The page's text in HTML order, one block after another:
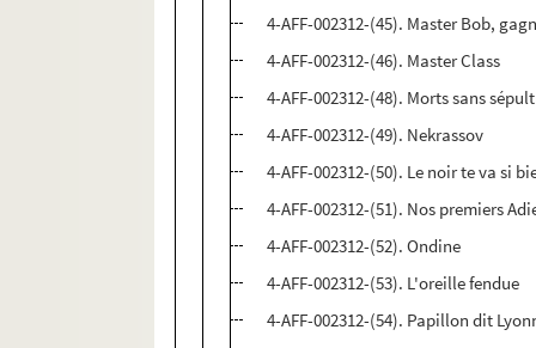
4-AFF-002312-(45). Master Bob,
4-AFF-002312-(46). Master Class
4-AFF-002312-(48). Morts sans
4-AFF-002312-(49). Nekrassov
4-AFF-002312-(50). Le noir te va si
4-AFF-002312-(51). Nos premiers
4-AFF-002312-(52). Ondine
4-AFF-002312-(53). L'oreille fendue
4-AFF-002312-(54). Papillon dit